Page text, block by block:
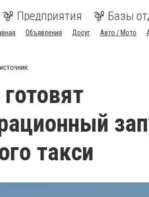
Предприятия Базы
Объявления Досуг Авто / Мото
такси